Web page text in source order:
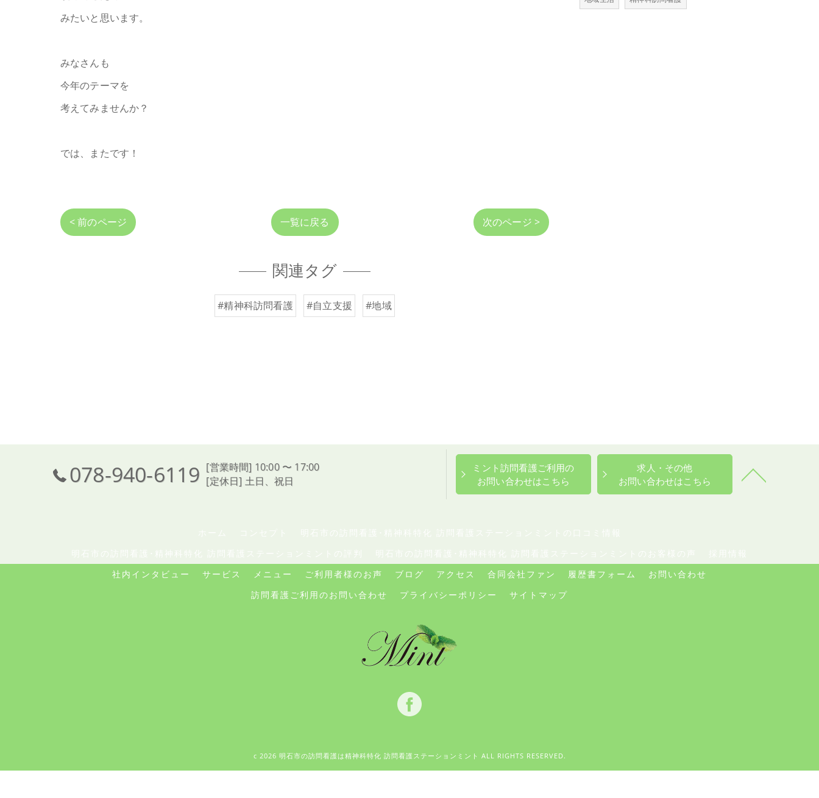
みたいと思います。
みなさんも
今年のテーマを
考えてみませんか？
では、またです！
< 前のページ 一覧に戻る 次のページ >
関連タグ
#精神科訪問看護 #自立支援 #地域
078-940-6119 [営業時間] 10:00 〜 17:00
[定休日] 土日、祝日
ミント訪問看護ご利用の
お問い合わせはこちら
求人・その他
お問い合わせはこちら
社内インタビュー
サービス メニュー ご利用者様のお声 ブログ アクセス 合同会社ファン 履歴書フォーム
お問い合わせ
訪問看護ご利用のお問い合わせ
プライバシーポリシー サイトマップ
c 2026 明石市の訪問看護は精神科特化 訪問看護ステーションミント ALL RIGHTS RESERVED.